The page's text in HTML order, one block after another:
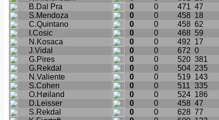
B.Dal Pra
0 0 471 47
S.Mendoza
0 0 458 18
C.Quintano
0 0 458 62
I.Cosic
0 0 468 59
N.Kosaca
0 0 492 17
J.Vidal
0 0 672 0
G.Pires
0 0 520 381
G.Rekdal
0 0 504 235
N.Valiente
0 0 519 143
S.Cohen
0 0 511 335
O.Høiland
0 0 524 186
D.Leisser
0 0 458 47
S.Rekdal
0 0 628 77